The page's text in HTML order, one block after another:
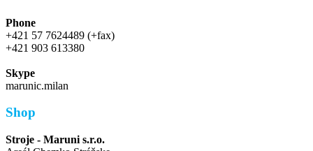
Phone
+421 57 7624489 (+fax)
+421 903 613380
Skype
marunic.milan
Shop
Stroje - Maruni s.r.o.